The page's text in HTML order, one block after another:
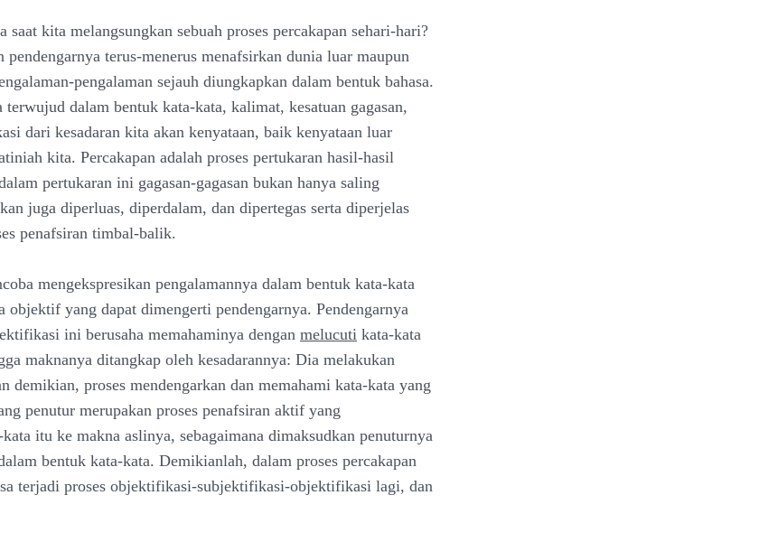
saat kita melangsungkan sebuah proses percakapan sehari-hari?
pendengarnya terus-menerus menafsirkan dunia luar maupun
pengalaman sejauh diungkapkan dalam bentuk bahasa.
terwujud dalam bentuk kata-kata, kalimat, kesatuan gagasan,
dari kesadaran kita akan kenyataan, baik kenyataan luar
kita. Percakapan adalah proses pertukaran hasil-hasil
pertukaran ini gagasan-gagasan bukan hanya saling
juga diperluas, diperdalam, dan dipertegas serta diperjelas
penafsiran timbal-balik.
mengekspresikan pengalamannya dalam bentuk kata-kata
yang dapat dimengerti pendengarnya. Pendengarnya
ini berusaha memahaminya dengan melucuti kata-kata
maknanya ditangkap oleh kesadarannya: Dia melakukan
demikian, proses mendengarkan dan memahami kata-kata yang
penutur merupakan proses penafsiran aktif yang
itu ke makna aslinya, sebagaimana dimaksudkan penuturnya
bentuk kata-kata. Demikianlah, dalam proses percakapan
terjadi proses objektifikasi-subjektifikasi-objektifikasi lagi, dan